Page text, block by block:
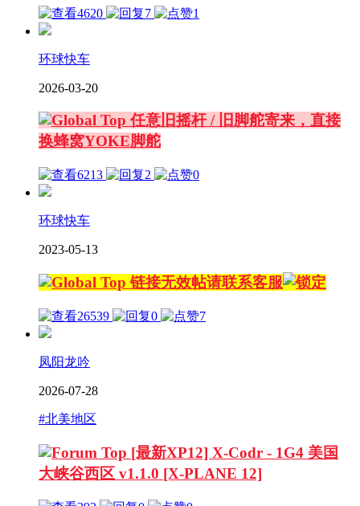
4620 7 1
环球快车
2026-03-20
任意旧摇杆 / 旧脚舵寄来，直接
换蜂窝YOKE脚舵
6213 2 0
环球快车
2023-05-13
链接无效帖请联系客服
26539 0 7
凤阳龙吟
2026-07-28
#北美地区
[最新XP12] X-Codr - 1G4 美国
大峡谷西区 v1.1.0 [X-PLANE 12]